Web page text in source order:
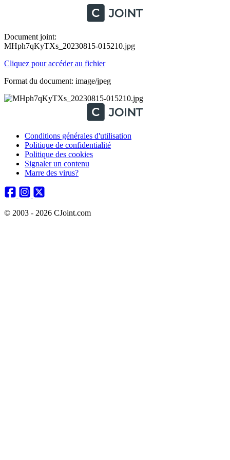
Document joint:
MHph7qKyTXs_20230815-015210.jpg
Cliquez pour accéder au fichier
Format du document: image/jpeg
Conditions générales d'utilisation
Politique de confidentialité
Politique des cookies
Signaler un contenu
Marre des virus?
© 2003 - 2026 CJoint.com